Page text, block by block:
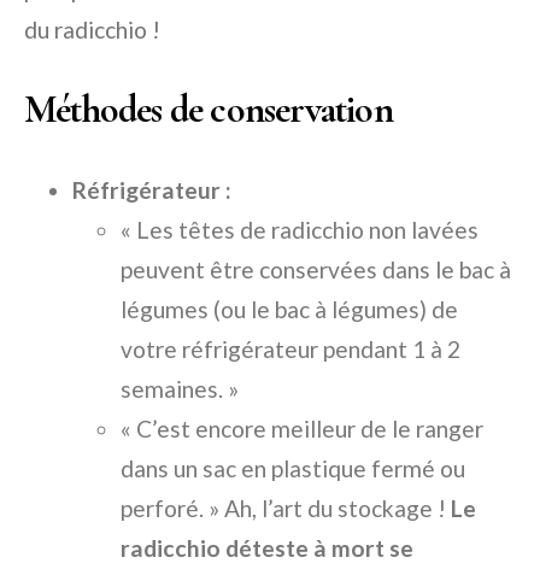
du radicchio !
Méthodes de conservation
Réfrigérateur :
« Les têtes de radicchio non lavées
peuvent être conservées dans le bac à
légumes (ou le bac à légumes) de
votre réfrigérateur pendant 1 à 2
semaines. »
« C’est encore meilleur de le ranger
dans un sac en plastique fermé ou
perforé. » Ah, l’art du stockage ! Le
radicchio déteste à mort se